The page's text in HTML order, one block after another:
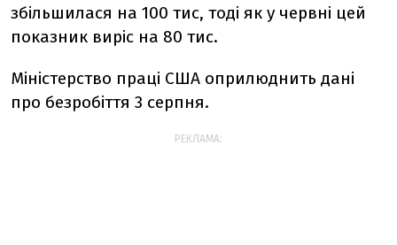
збільшилася на 100 тис, тоді як у червні цей
показник виріс на 80 тис.
Міністерство праці США оприлюднить дані
про безробіття 3 серпня.
РЕКЛАМА: